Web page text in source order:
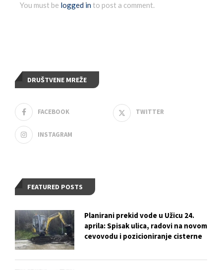
You must be logged into post a comment.
DRUŠTVENE MREŽE
FACEBOOK TWITTER
INSTAGRAM
FEATURED POSTS
Planirani prekid vode u Užicu 24.
aprila: Spisak ulica, radovi na novom
cevovodu i pozicioniranje cisterne